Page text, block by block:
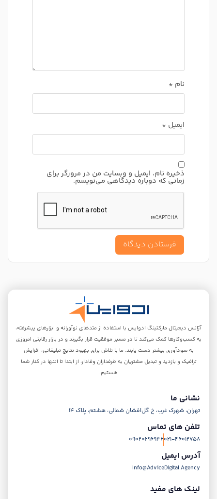
نام *
ایمیل *
ذخیره نام، ایمیل و وبسایت من در مرورگر برای
زمانی که دوباره دیدگاهی می‌نویسم.
آژانس‌ دیجیتال مارکتینگ ادوایس با استفاده از متدهای نوآورانه و ابزارهای پیشرفته،
به کسب‌و‌کارها کمک می‌کند تا در مسیر موفقیت قرار بگیرند و در بازار رقابتی امروزی
به سودآوری بیشتر دست یابند. ما با تلاش برای بهبود نتایج تبلیغاتی، افزایش
ترافیک و بازدید و تبدیل مشتریان به طرفداران وفادار، از ابتدا تا انتها در کنار شما
هستیم.
نشانی ما
تهران، شهرک غرب، خ گل‌افشان شمالی، هشتم، پلاک 14
تلفن های تماس
021-46012758
09020296946
آدرس ایمیل
Info@AdviceDigital.Agency
لینک های مفید